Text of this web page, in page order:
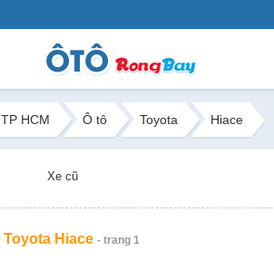
TP HCM Ô tô Toyota Hiace
Xe cũ
Toyota Hiace - trang 1